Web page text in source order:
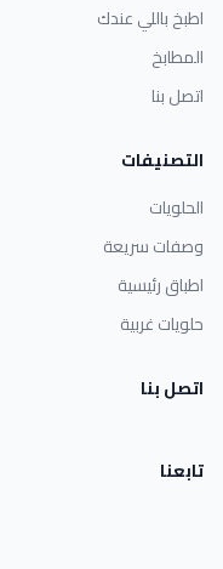
اطبخ باللي عندك
المطابخ
اتصل بنا
التصنيفات
الحلويات
وصفات سريعة
اطباق رئيسية
حلويات غربية
اتصل بنا
تابعنا